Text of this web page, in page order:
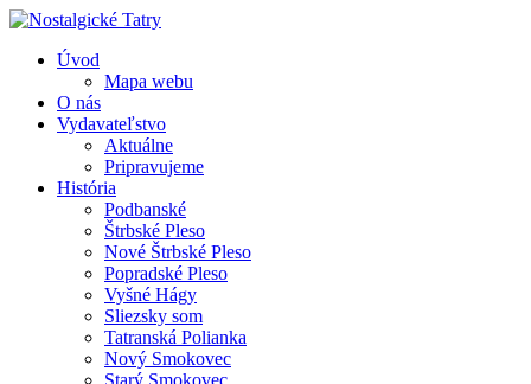
Úvod
Mapa webu
O nás
Vydavateľstvo
Aktuálne
Pripravujeme
História
Podbanské
Štrbské Pleso
Nové Štrbské Pleso
Popradské Pleso
Vyšné Hágy
Sliezsky som
Tatranská Polianka
Nový Smokovec
Starý Smokovec